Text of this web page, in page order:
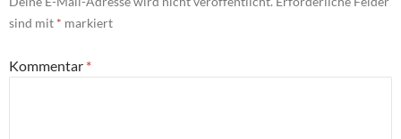
sind mit * markiert
Kommentar *